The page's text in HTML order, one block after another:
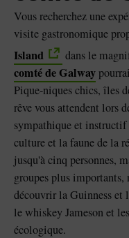
Vous recherchez une
visite gastronomique
Island
dans le
comté de Galway
Pique-niques chics, îles
rêve vous attendent lors
sympathique et
culture et la faune de la
jusqu'à cinq personnes,
groupes plus
découvrir la Guinness et
le whiskey Jameson et
écologique.